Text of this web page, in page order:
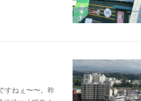
すねぇ〜〜。昨